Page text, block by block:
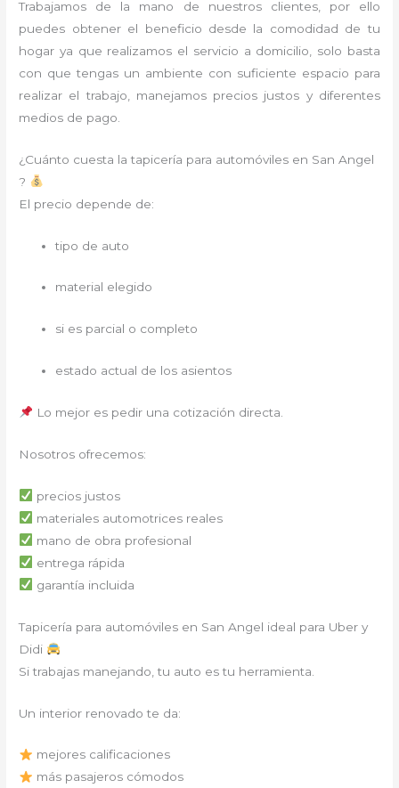
Trabajamos de la mano de nuestros clientes, por ello
puedes obtener el beneficio desde la comodidad de tu
hogar ya que realizamos el servicio a domicilio, solo basta
con que tengas un ambiente con suficiente espacio para
realizar el trabajo, manejamos precios justos y diferentes
medios de pago.
¿Cuánto cuesta la tapicería para automóviles en San Angel
?
El precio depende de:
tipo de auto
material elegido
si es parcial o completo
estado actual de los asientos
Lo mejor es pedir una cotización directa.
Nosotros ofrecemos:
precios justos
materiales automotrices reales
mano de obra profesional
entrega rápida
garantía incluida
Tapicería para automóviles en San Angel ideal para Uber y
Didi
Si trabajas manejando, tu auto es tu herramienta.
Un interior renovado te da:
mejores calificaciones
más pasajeros cómodos